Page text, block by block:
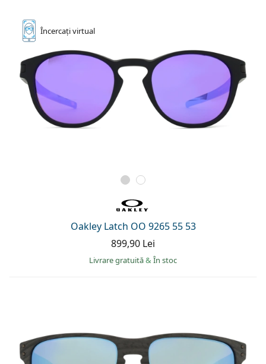
Încercațivirtual
Oakley Latch OO 9265 55 53
899,90 Lei
Livrare gratuită& În stoc